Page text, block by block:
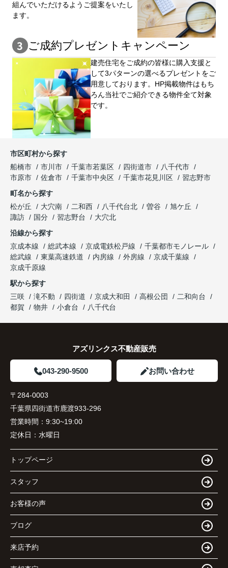
組んでいただけるようご提案をいたし
ます。
ご成約プレゼントキャンペーン
建売住宅をご成約の皆様に購⼊⽀援と
して3パターンの選べるプレゼントをご
用意しております。HP掲載物件はもち
ろん当社でご紹介できる物件全て対象
です。
市区町村から探す
船橋市
市川市 千葉市若葉区 四街道市
八千代市
市原市
佐倉市 千葉市中央区 千葉市花見川区
習志野市
町名から探す
松が丘
大穴南 二和西 八千代台北 曽谷
旭ケ丘
諏訪
国分 習志野台
大穴北
沿線から探す
京成本線
総武本線 京成電鉄松戸線
千葉都市モノレール
総武線
東葉高速鉄道 内房線 外房線
京成千葉線
京成千原線
駅から探す
三咲
滝不動 四街道 京成大和田 高根公団
二和向台
都賀
物井 小倉台 八千代台
アズリンクス不動産販売
043-290-9500 お問い合わせ
〒284-0003
千葉県四街道市鹿渡933-296
営業時間： 9:30~19:00
定休日： 水曜日
トップページ
スタッフ
お客様の声
ブログ
来店予約